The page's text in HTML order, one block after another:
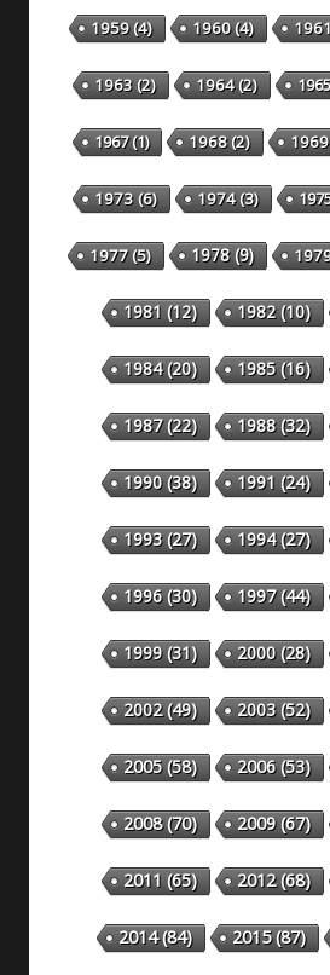
1959(4) 1960(4) 1961
1963(2) 1964(2) 1965
1967(1) 1968(2) 1969
1973(6) 1974(3)
1977(5) 1978(9)
1981 (12) 1982(10)
1984(20) 1985(16)
1987(22) 1988(32)
1990(38) 1991 (24)
1993(27) 1994(27)
1996(30) 1997(44)
1999(31) 2000(28)
2002(49) 2003(52)
2005(58) 2006(53)
2008(70) 2009(67)
2011 (65) 2012(68)
2014(84) 2015(87)